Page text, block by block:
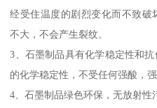
经受住温度的剧烈变化而不致
不大，不会产生裂纹。
3、石墨制品具有化学稳定性和
的化学稳定性，不受任何强酸，
4、石墨制品绿色环保，无放射性